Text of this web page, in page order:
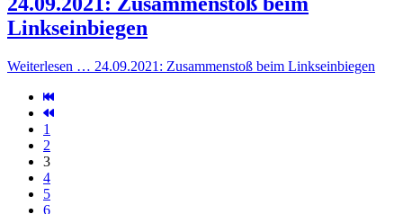
Linkseinbiegen
Weiterlesen … 24.09.2021: Zusammenstoß beim Linkseinbiegen
1
2
3
4
5
6